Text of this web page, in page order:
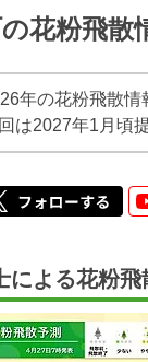
花粉飛散
年の花粉飛散情
は2027年1月頃
による花粉飛